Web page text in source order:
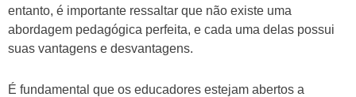
entanto, é importante ressaltar que não existe uma
abordagem pedagógica perfeita, e cada uma delas possui
suas vantagens e desvantagens.
É fundamental que os educadores estejam abertos a